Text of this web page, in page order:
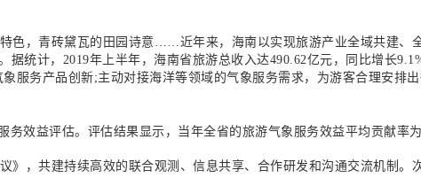
色，青砖黛瓦的田园诗意……近年来，海南以实现旅游产业全域共建、
统计，2019年上半年，海南省旅游总收入达490.62亿元，同比增长
务产品创新;主动对接海洋等领域的气象服务需求，为游客合理安排出
效益评估。评估结果显示，当年全省的旅游气象服务效益平均贡献率
，共建持续高效的联合观测、信息共享、合作研发和沟通交流机制。